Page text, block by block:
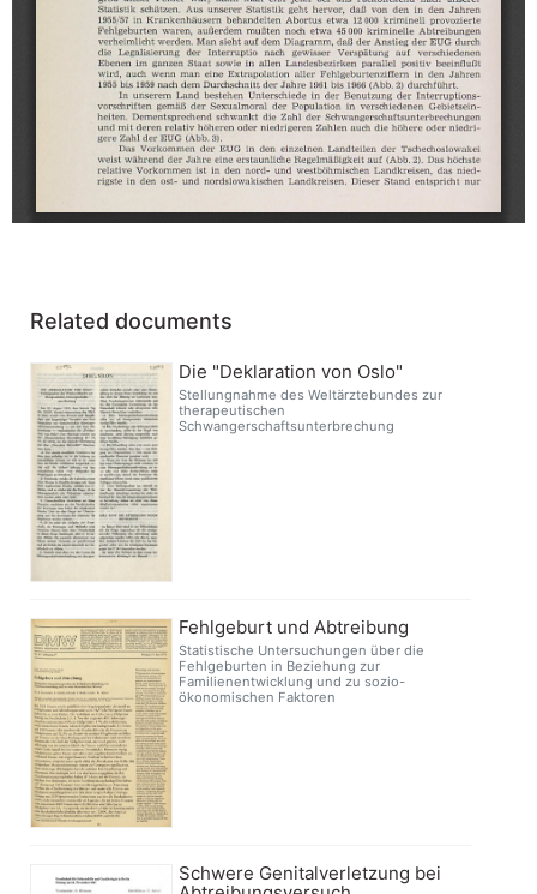
Related documents
Die "Deklaration von Oslo"
Stellungnahme des Weltärztebundes zur
therapeutischen
Schwangerschaftsunterbrechung
Fehlgeburt und Abtreibung
Statistische Untersuchungen über die
Fehlgeburten in Beziehung zur
Familienentwicklung und zu sozio-
ökonomischen Faktoren
Schwere Genitalverletzung bei